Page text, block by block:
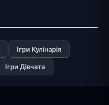
Ігри Кулінарія
Ігри Дівчата